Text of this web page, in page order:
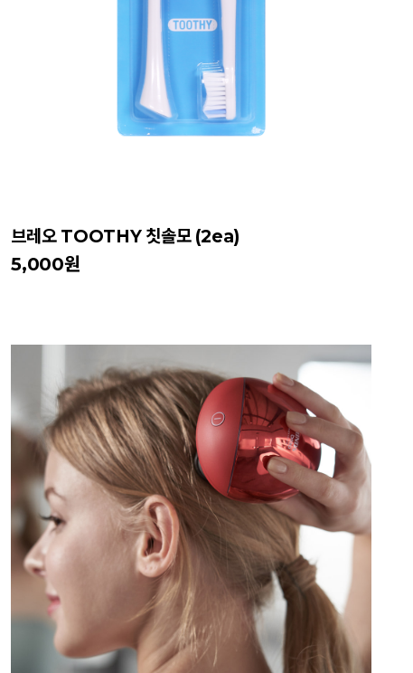
브레오 TOOTHY 칫솔모 (2ea)
5,000원